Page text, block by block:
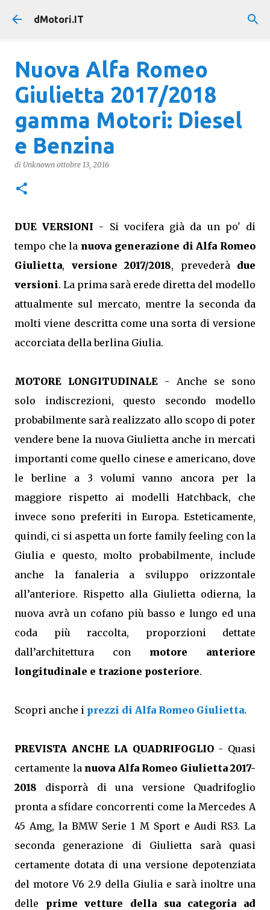
Passa ai contenuti principali
dMotori.IT
Nuova Alfa Romeo
Giulietta 2017/2018
gamma Motori: Diesel
e Benzina
di Unknown ottobre 13, 2016
DUE VERSIONI - Si vocifera già da un po' di
tempo che la nuova generazione di Alfa Romeo
Giulietta, versione 2017/2018, prevederà due
versioni. La prima sarà erede diretta del modello
attualmente sul mercato, mentre la seconda da
molti viene descritta come una sorta di versione
accorciata della berlina Giulia.
MOTORE LONGITUDINALE - Anche se sono
solo indiscrezioni, questo secondo modello
probabilmente sarà realizzato allo scopo di poter
vendere bene la nuova Giulietta anche in mercati
importanti come quello cinese e americano, dove
le berline a 3 volumi vanno ancora per la
maggiore rispetto ai modelli Hatchback, che
invece sono preferiti in Europa. Esteticamente,
quindi, ci si aspetta un forte family feeling con la
Giulia e questo, molto probabilmente, include
anche la fanaleria a sviluppo orizzontale
all’anteriore. Rispetto alla Giulietta odierna, la
nuova avrà un cofano più basso e lungo ed una
coda più raccolta, proporzioni dettate
dall’architettura con motore anteriore
longitudinale e trazione posteriore.
Scopri anche i prezzi di Alfa Romeo Giulietta.
PREVISTA ANCHE LA QUADRIFOGLIO- Quasi
certamente la nuova Alfa Romeo Giulietta 2017-
2018 disporrà di una versione Quadrifoglio
pronta a sfidare concorrenti come la Mercedes A
45 Amg, la BMW Serie 1 M Sport e Audi RS3. La
seconda generazione di Giulietta sarà quasi
certamente dotata di una versione depotenziata
del motore V6 2.9 della Giulia e sarà inoltre una
delle prime vetture della sua categoria ad